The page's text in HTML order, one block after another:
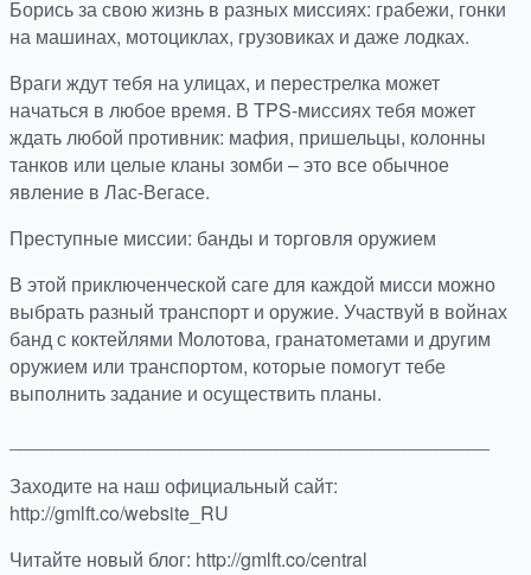
Борись за свою жизнь в разных миссиях: грабежи, гонки
на машинах, мотоциклах, грузовиках и даже лодках.
Враги ждут тебя на улицах, и перестрелка может
начаться в любое время. В TPS-миссиях тебя может
ждать любой противник: мафия, пришельцы, колонны
танков или целые кланы зомби – это все обычное
явление в Лас-Вегасе.
Преступные миссии: банды и торговля оружием
В этой приключенческой саге для каждой мисси можно
выбрать разный транспорт и оружие. Участвуй в войнах
банд с коктейлями Молотова, гранатометами и другим
оружием или транспортом, которые помогут тебе
выполнить задание и осуществить планы.
Заходите на наш официальный сайт:
http://gmlft.co/website_RU
Читайте новый блог: http://gmlft.co/central